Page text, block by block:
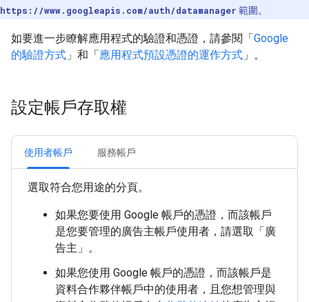
https://www.googleapis.com/auth/datamanager 範圍。
如要進一步瞭解應用程式的驗證和憑證，請參閱「Google
的驗證方式 」和「應用程式預設憑證的運作方式 」。
設定帳戶存取權
使用者帳戶 服務帳戶
選取符合您用途的分頁。
如果您要使用 Google 帳戶的憑證，而該帳戶
是您要管理的廣告主帳戶使用者，請選取「廣
告主」 。
如果您使用 Google 帳戶的憑證，而該帳戶是
資料合作夥伴帳戶中的使用者，且您想管理與